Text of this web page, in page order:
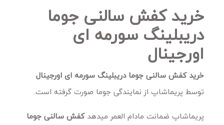
خرید کفش سالنی جوما
دریبلینگ سورمه ای
اورجینال
خرید کفش سالنی جوما دریبلینگ سورمه ای اورجینال
توسط پریماشاپ از نمایندگی جوما صورت گرفته است.
پریماشاپ ضمانت مادام العمر میدهدکفش سالنی جوما